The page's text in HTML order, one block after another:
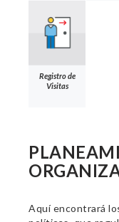
Registro de
Visitas
Aquí encontrará